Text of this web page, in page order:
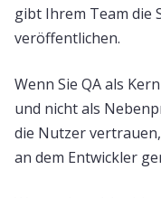
gibt Ihrem Team die
veröffentlichen.
Wenn Sie QA als
und nicht als
die Nutzer
an dem Entwickler